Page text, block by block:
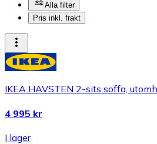
Alla filter
Pris inkl. frakt
IKEA HAVSTEN 2-sits soffa,
4 995 kr
I lager